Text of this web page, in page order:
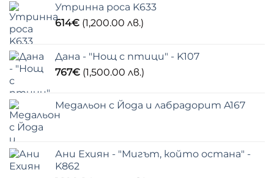
Утринна роса K633
614€ (1,200.00 лв.)
Дана - "Нощ с птици" - K107
767€ (1,500.00 лв.)
Медальон с Йода и лабрадорит A167
Ани Ехиян - "Мигът, който остана" -
K862